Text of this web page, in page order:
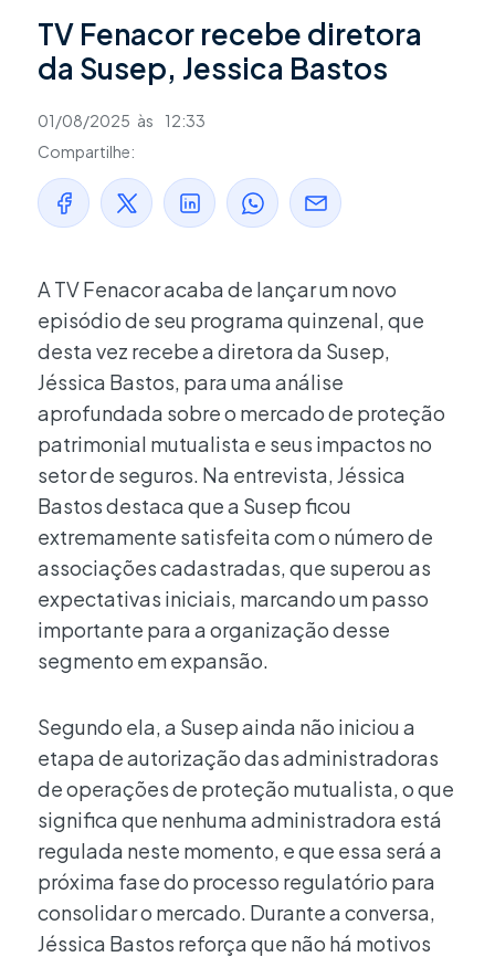
TV Fenacor recebe diretora
da Susep, Jessica Bastos
01/08/2025 às
12:33
Compartilhe:
A TV Fenacor acaba de lançar um novo
episódio de seu programa quinzenal, que
desta vez recebe a diretora da Susep,
Jéssica Bastos, para uma análise
aprofundada sobre o mercado de proteção
patrimonial mutualista e seus impactos no
setor de seguros. Na entrevista, Jéssica
Bastos destaca que a Susep ficou
extremamente satisfeita com o número de
associações cadastradas, que superou as
expectativas iniciais, marcando um passo
importante para a organização desse
segmento em expansão.
Segundo ela, a Susep ainda não iniciou a
etapa de autorização das administradoras
de operações de proteção mutualista, o que
significa que nenhuma administradora está
regulada neste momento, e que essa será a
próxima fase do processo regulatório para
consolidar o mercado. Durante a conversa,
Jéssica Bastos reforça que não há motivos